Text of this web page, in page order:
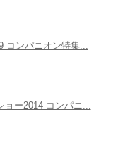
コンパニオン特集...
ー2014 コンパニ...